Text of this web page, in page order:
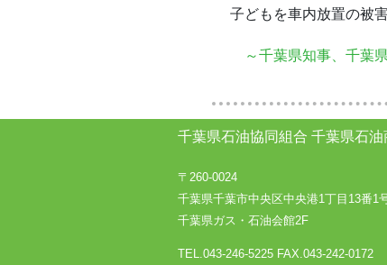
子どもを車内放置の被
～千葉県知事、千葉
千葉県石油協同組合 千葉県石油
〒260-0024
千葉県千葉市中央区中央港1丁目13番1
千葉県ガス・石油会館2F
TEL.043-246-5225 FAX.043-242-0172